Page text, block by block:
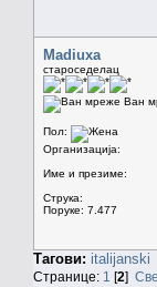
Madiuxa
староседелац
Ван
Пол:
Организација:
Име и презиме:
Струка:
Поруке: 7.477
Тагови: italijanski
Странице: 1 [2] Све